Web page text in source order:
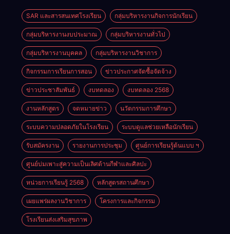
SAR และสารสนเทศโรงเรียน กลุ่มบริหารงานกิจการนักเรียน
กลุ่มบริหารงานงบประมาณ กลุ่มบริหารงานทั่วไป
กลุ่มบริหารงานบุคคล กลุ่มบริหารงานวิชาการ
กิจกรรมการเรียนการสอน ข่าวประกาศจัดซื้อจัดจ้าง
ข่าวประชาสัมพันธ์ งบทดลอง งบทดลอง 2568
งานหลักสูตร จดหมายข่าว นวัตกรรมการศึกษา
ระบบความปลอดภัยในโรงเรียน ระบบดูแลช่วยเหลือนักเรียน
รับสมัครงาน รายงานการประชุม ศูนย์การเรียนรู้ต้นแบบ ฯ
ศูนย์บ่มเพาะสู่ความเป็นเลิศด้านกีฬาและศิลปะ
หน่วยการเรียนรู้ 2568 หลักสูตรสถานศึกษา
เผยแพร่ผลงานวิชาการ โครงการและกิจกรรม
โรงเรียนส่งเสริมสุขภาพ